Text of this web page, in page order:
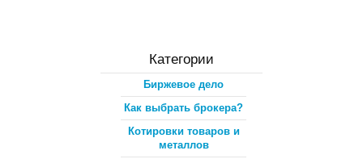
Категории
Биржевое дело
Как выбрать брокера?
Котировки товаров и
металлов